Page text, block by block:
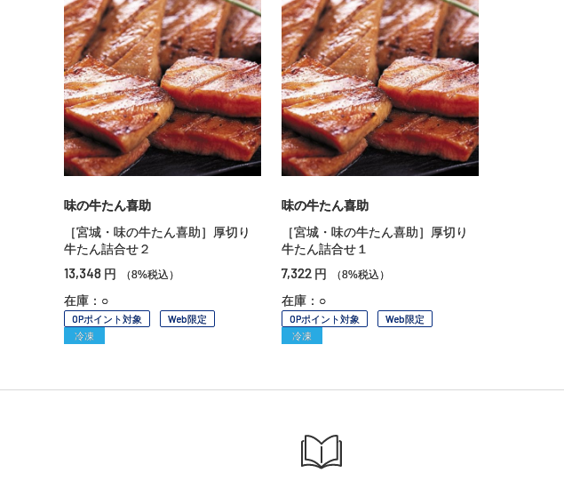
味の牛たん喜助
［宮城・味の牛たん喜助］厚切り
牛たん詰合せ２
13,348 円 （8%税込）
在庫：○
OPポイント対象
Web限定
冷凍
味の牛たん喜助
［宮城・味の牛たん喜助］厚切り
牛たん詰合せ１
7,322 円 （8%税込）
在庫：○
OPポイント対象
Web限定
冷凍